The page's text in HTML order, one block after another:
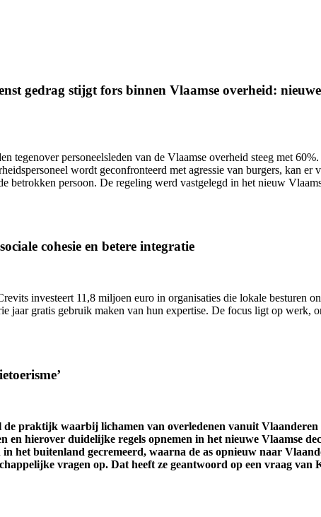
gedrag stijgt fors binnen Vlaamse overheid:
tegenover personeelsleden van de Vlaamse overheid steeg met 60%.
wordt geconfronteerd met agressie van burgers, kan
betrokken persoon. De regeling werd vastgelegd in het nieuw
cohesie en betere integratie
investeert 11,8 miljoen euro in organisaties die lokale besturen
jaar gratis gebruik maken van hun expertise. De focus ligt op
praktijk waarbij lichamen van overledenen vanuit
en hierover duidelijke regels opnemen in het nieuwe Vlaamse
het buitenland gecremeerd, waarna de as opnieuw naar
vragen op. Dat heeft ze geantwoord op een vraag van